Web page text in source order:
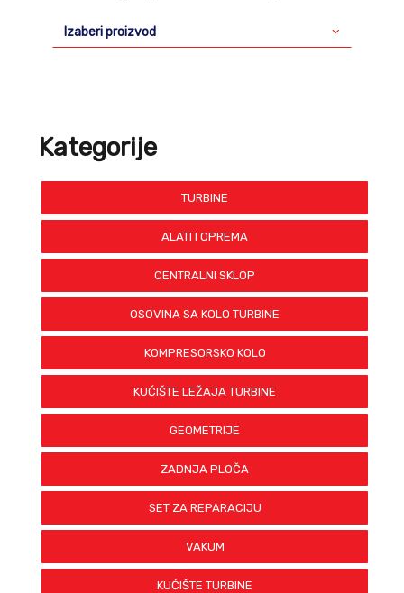
Izaberi proizvod
Kategorije
TURBINE
ALATI I OPREMA
CENTRALNI SKLOP
OSOVINA SA KOLO TURBINE
KOMPRESORSKO KOLO
KUĆIŠTE LEŽAJA TURBINE
GEOMETRIJE
ZADNJA PLOČA
SET ZA REPARACIJU
VAKUM
KUĆIŠTE TURBINE